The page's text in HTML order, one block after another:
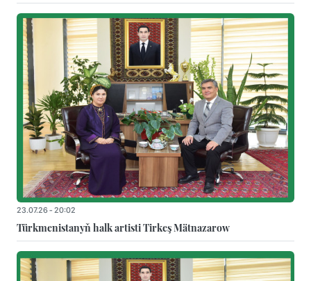
23.07.26 - 20:02
Türkmenistanyň halk artisti Tirkeş Mätnazarow